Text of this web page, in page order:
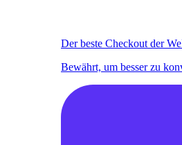
Der beste Checkout der
Bewährt, um besser zu